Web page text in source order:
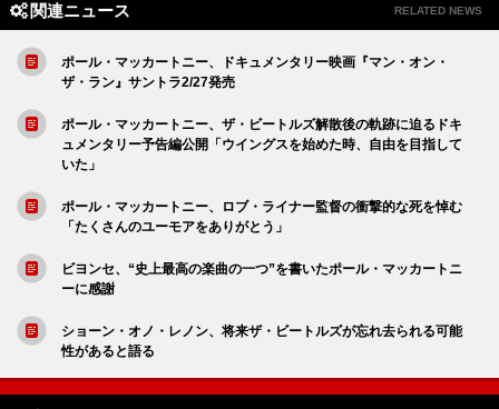
関連ニュース RELATED NEWS
ポール・マッカートニー、ドキュメンタリー映画『マン・オン・
ザ・ラン』サントラ2/27発売
ポール・マッカートニー、ザ・ビートルズ解散後の軌跡に迫るドキ
ュメンタリー予告編公開「ウイングスを始めた時、自由を目指して
いた」
ポール・マッカートニー、ロブ・ライナー監督の衝撃的な死を悼む
「たくさんのユーモアをありがとう」
ビヨンセ、“史上最高の楽曲の一つ”を書いたポール・マッカートニ
ーに感謝
ショーン・オノ・レノン、将来ザ・ビートルズが忘れ去られる可能
性があると語る